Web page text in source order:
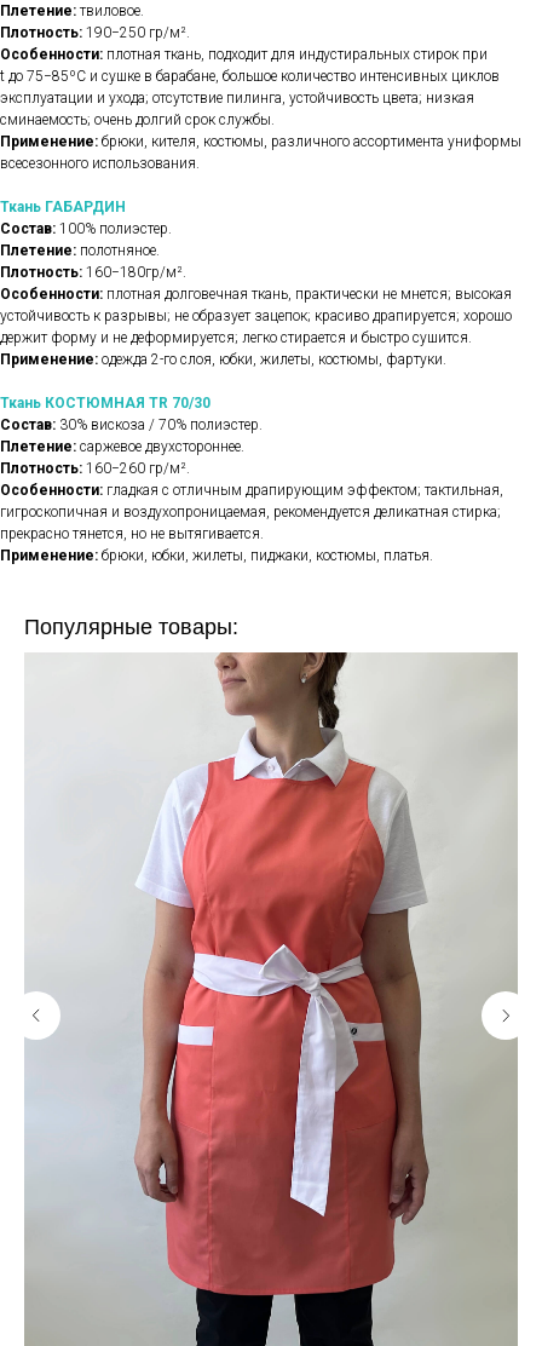
Плетение: твиловое.
Плотность: 190−250 гр/м².
Особенности: плотная ткань, подходит для индустиральных стирок при
t до 75−85ºС и сушке в барабане, большое количество интенсивных циклов
эксплуатации и ухода; отсутствие пилинга, устойчивость цвета; низкая
сминаемость; очень долгий срок службы.
Применение: брюки, кителя, костюмы, различного ассортимента униформы
всесезонного использования.
Ткань ГАБАРДИН
Состав: 100% полиэстер.
Плетение: полотняное.
Плотность: 160−180гр/м².
Особенности: плотная долговечная ткань, практически не мнется; высокая
устойчивость к разрывы; не образует зацепок; красиво драпируется; хорошо
держит форму и не деформируется; легко стирается и быстро сушится.
Применение: одежда 2-го слоя, юбки, жилеты, костюмы, фартуки.
Ткань КОСТЮМНАЯ TR 70/30
Состав: 30% вискоза / 70% полиэстер.
Плетение: саржевое двухстороннее.
Плотность: 160−260 гр/м².
Особенности: гладкая с отличным драпирующим эффектом; тактильная,
гигроскопичная и воздухопроницаемая, рекомендуется деликатная стирка;
прекрасно тянется, но не вытягивается.
Применение: брюки, юбки, жилеты, пиджаки, костюмы, платья.
Популярные товары: